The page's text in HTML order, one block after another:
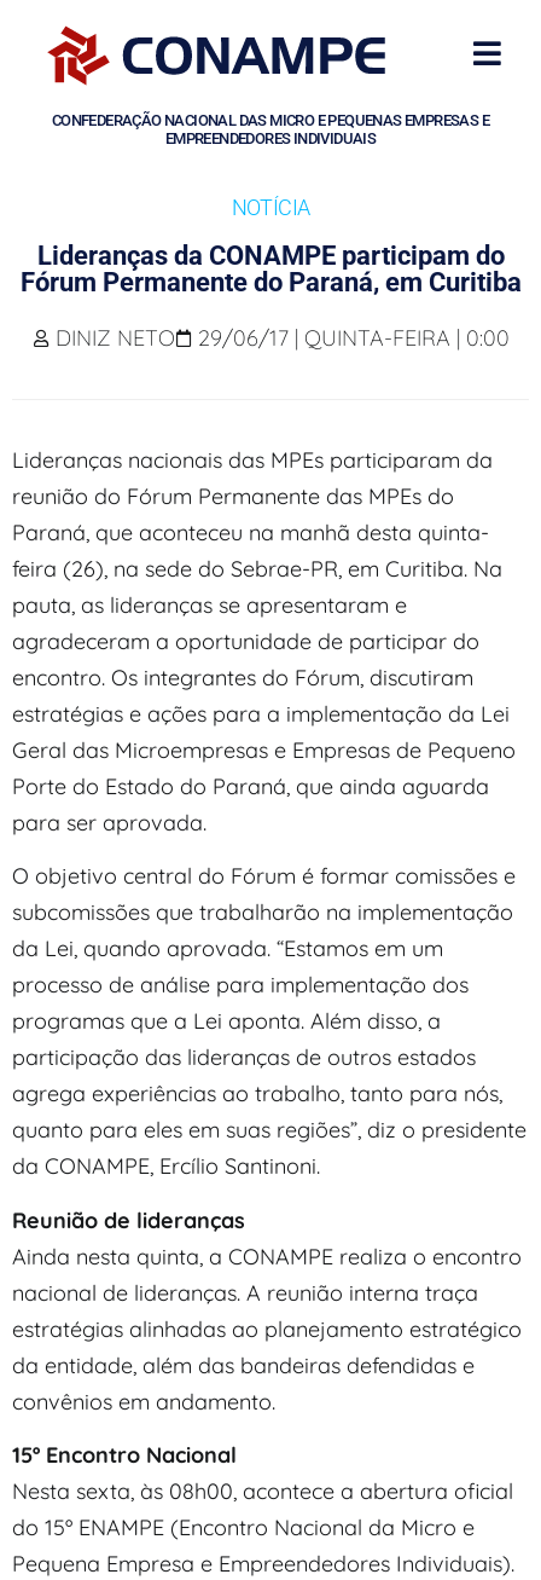
CONFEDERAÇÃO NACIONAL DAS MICRO E PEQUENAS EMPRESAS E
EMPREENDEDORES INDIVIDUAIS
NOTÍCIA
Lideranças da CONAMPE participam do
Fórum Permanente do Paraná, em Curitiba
DINIZ NETO 29/06/17 | QUINTA-FEIRA | 0:00
Lideranças nacionais das MPEs participaram da
reunião do Fórum Permanente das MPEs do
Paraná, que aconteceu na manhã desta quinta-
feira (26), na sede do Sebrae-PR, em Curitiba. Na
pauta, as lideranças se apresentaram e
agradeceram a oportunidade de participar do
encontro. Os integrantes do Fórum, discutiram
estratégias e ações para a implementação da Lei
Geral das Microempresas e Empresas de Pequeno
Porte do Estado do Paraná, que ainda aguarda
para ser aprovada.
O objetivo central do Fórum é formar comissões e
subcomissões que trabalharão na implementação
da Lei, quando aprovada. “Estamos em um
processo de análise para implementação dos
programas que a Lei aponta. Além disso, a
participação das lideranças de outros estados
agrega experiências ao trabalho, tanto para nós,
quanto para eles em suas regiões”, diz o presidente
da CONAMPE, Ercílio Santinoni.
Reunião de lideranças
Ainda nesta quinta, a CONAMPE realiza o encontro
nacional de lideranças. A reunião interna traça
estratégias alinhadas ao planejamento estratégico
da entidade, além das bandeiras defendidas e
convênios em andamento.
15º Encontro Nacional
Nesta sexta, às 08h00, acontece a abertura oficial
do 15º ENAMPE (Encontro Nacional da Micro e
Pequena Empresa e Empreendedores Individuais).